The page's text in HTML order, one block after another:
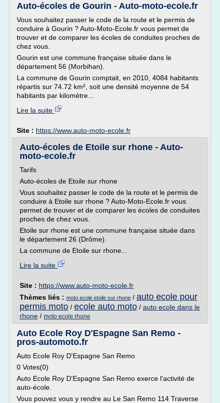
Auto-écoles de Gourin - Auto-moto-ecole.fr
Vous souhaitez passer le code de la route et le permis de
conduire à Gourin ? Auto-Moto-Ecole.fr vous permet de
trouver et de comparer les écoles de conduites proches de
chez vous.
Gourin est une commune française située dans le
département 56 (Morbihan).
La commune de Gourin comptait, en 2010, 4084 habitants
répartis sur 74.72 km², soit une densité moyenne de 54
habitants par kilomètre...
Lire la suite
Site : https://www.auto-moto-ecole.fr
Auto-écoles de Etoile sur rhone - Auto-
moto-ecole.fr
Tarifs
Auto-écoles de Etoile sur rhone
Vous souhaitez passer le code de la route et le permis de
conduire à Etoile sur rhone ? Auto-Moto-Ecole.fr vous
permet de trouver et de comparer les écoles de conduites
proches de chez vous.
Etoile sur rhone est une commune française située dans
le département 26 (Drôme).
La commune de Etoile sur rhone...
Lire la suite
Site : https://www.auto-moto-ecole.fr
Thèmes liés : moto ecole etoile sur rhone / auto ecole pour
permis moto / ecole auto moto / auto ecole dans le
rhone / moto ecole rhone
Auto Ecole Roy D'Espagne San Remo -
pros-automoto.fr
Auto Ecole Roy D'Espagne San Remo
0 Votes(0)
Auto Ecole Roy D'Espagne San Remo exerce l'activité de
auto-école.
Vous pouvez vous y rendre au Le San Remo 114 Traverse